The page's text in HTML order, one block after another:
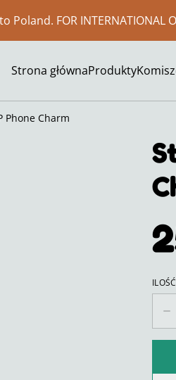
Poland. FOR INTERNATIONAL
Strona głównaProdukty
Charm
ILOŚĆ